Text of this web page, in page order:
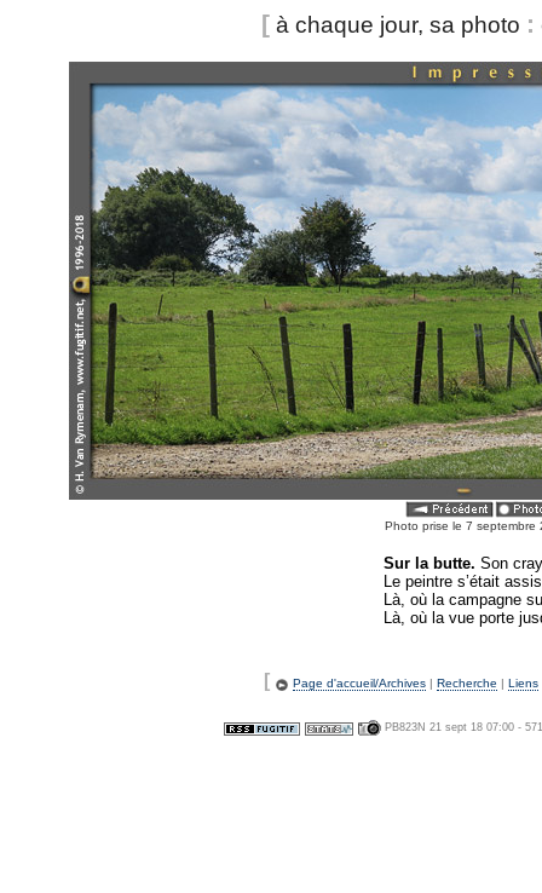
[à chaque jour, sa photo :
Photo prise le 7 septembre
Sur la butte. Son
Le peintre s’était
Là, où la campagne
Là, où la vue porte
[ Page d'accueil/Archives | Recherche | Liens
PB823N 21 sept 18 07:00 -